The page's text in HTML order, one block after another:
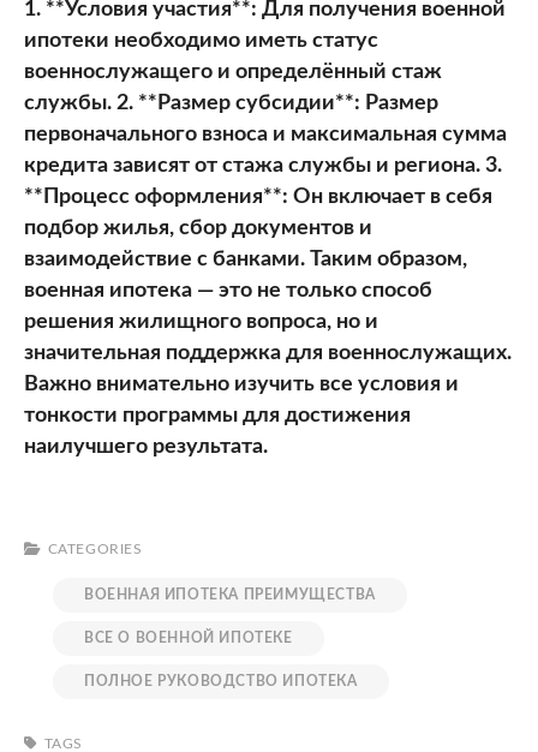
1. **Условия участия**: Для получения военной
ипотеки необходимо иметь статус
военнослужащего и определённый стаж
службы. 2. **Размер субсидии**: Размер
первоначального взноса и максимальная сумма
кредита зависят от стажа службы и региона. 3.
**Процесс оформления**: Он включает в себя
подбор жилья, сбор документов и
взаимодействие с банками. Таким образом,
военная ипотека — это не только способ
решения жилищного вопроса, но и
значительная поддержка для военнослужащих.
Важно внимательно изучить все условия и
тонкости программы для достижения
наилучшего результата.
CATEGORIES
ВОЕННАЯ ИПОТЕКА ПРЕИМУЩЕСТВА
ВСЕ О ВОЕННОЙ ИПОТЕКЕ
ПОЛНОЕ РУКОВОДСТВО ИПОТЕКА
TAGS